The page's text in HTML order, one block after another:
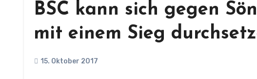
BSC kann sich gegen
mit einem Sieg
15. Oktober 2017